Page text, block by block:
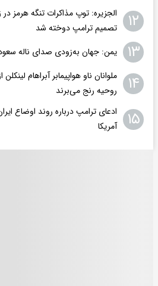
۱۲
الجزیره: توپ مذاکرات تنگه هرمز
تصمیم ترامپ دوخته شد
۱۳ یمن: جهان به‌زودی صدای ناله
۱۴
ملوانان ناو هواپیمابر آبراهام
روحیه رنج می‌برند
۱۵
ادعای ترامپ درباره روند اوضاع
آمریکا